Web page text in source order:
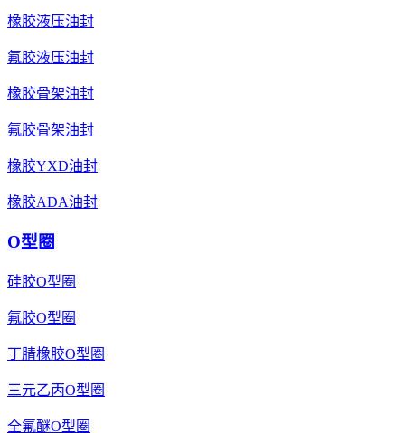
橡胶液压油封
氟胶液压油封
橡胶骨架油封
氟胶骨架油封
橡胶YXD油封
橡胶ADA油封
O型圈
硅胶O型圈
氟胶O型圈
丁腈橡胶O型圈
三元乙丙O型圈
全氟醚O型圈